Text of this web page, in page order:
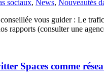
sociaux, News, Nouveautés
vous guider : Le
rapports (consulter une
Spaces comme